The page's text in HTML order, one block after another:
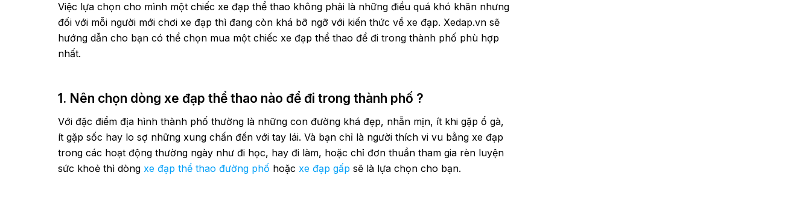
Việc lựa chọn cho mình một chiếc xe đạp thể thao không phải là những điều quá khó khăn nhưng
đối với mỗi người mới chơi xe đạp thì đang còn khá bỡ ngỡ với kiến thức về xe đạp. Xedap.vn sẽ
hướng dẫn cho bạn có thể chọn mua một chiếc xe đạp thể thao để đi trong thành phố phù hợp
nhất.
1. Nên chọn dòng xe đạp thể thao nào để đi trong thành phố ?
Với đặc điểm địa hình thành phố thường là những con đường khá đẹp, nhẵn mịn, ít khi gặp ổ gà,
ít gặp sốc hay lo sợ những xung chấn đến với tay lái. Và bạn chỉ là người thích vi vu bằng xe đạp
trong các hoạt động thường ngày như đi học, hay đi làm, hoặc chỉ đơn thuần tham gia rèn luyện
sức khoẻ thì dòng xe đạp thể thao đường phố hoặc xe đạp gấp sẽ là lựa chọn cho bạn.